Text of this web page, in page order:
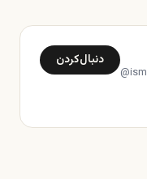
@
دنبال‌کردن